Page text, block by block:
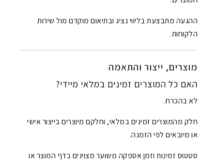
ההגעה מתבצעת בליווי נציג ובתיאום מוקדם מול שירות
הלקוחות.
מוצרים, ייצור והתאמה
האם כל המוצרים זמינים במלאי מיידי?
לא בהכרח.
חלק מהמוצרים זמינים במלאי, וחלקם מיוצרים בייצור אישי
או מיובאים לפי הזמנה.
סטטוס זמינות וזמן אספקה משוער מצוינים בדף המוצר או